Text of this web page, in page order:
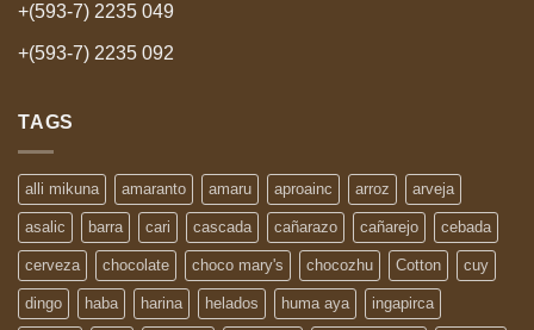
+(593-7) 2235 049
+(593-7) 2235 092
TAGS
alli mikuna amaranto amaru aproainc arroz arveja
asalic barra cari cascada cañarazo cañarejo cebada
cerveza chocolate choco mary's chocozhu Cotton cuy
dingo haba harina helados huma aya ingapirca